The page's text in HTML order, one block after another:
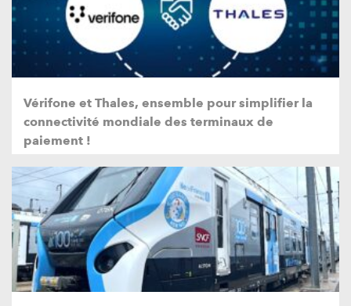
Vérifone et Thales, ensemble pour simplifier la
connectivité mondiale des terminaux de
paiement !